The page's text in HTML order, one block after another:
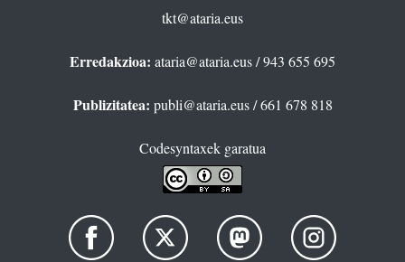
tkt@ataria.eus
Erredakzioa: ataria@ataria.eus/ 943 655 695
Publizitatea: publi@ataria.eus/ 661 678 818
Codesyntaxek garatua